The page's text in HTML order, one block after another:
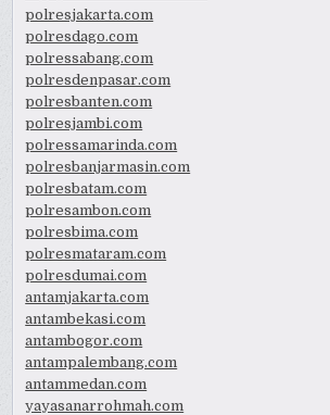
polresjakarta.com
polresdago.com
polressabang.com
polresdenpasar.com
polresbanten.com
polresjambi.com
polressamarinda.com
polresbanjarmasin.com
polresbatam.com
polresambon.com
polresbima.com
polresmataram.com
polresdumai.com
antamjakarta.com
antambekasi.com
antambogor.com
antampalembang.com
antammedan.com
yayasanarrohmah.com